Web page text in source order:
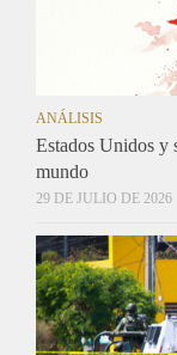
ANÁLISIS
Estados Unidos y
mundo
29 DE JULIO DE 2026